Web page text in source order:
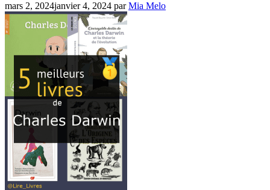
mars 2, 2024janvier 4, 2024 parMia Melo